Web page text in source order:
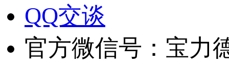
QQ交谈
官方微信号：宝力